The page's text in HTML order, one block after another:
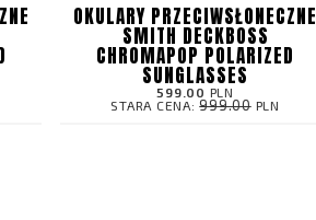
OKULARY PRZECIWSŁONECZNE
SMITH DECKBOSS
CHROMAPOP POLARIZED
SUNGLASSES
599.00 PLN
STARA CENA:999.00PLN